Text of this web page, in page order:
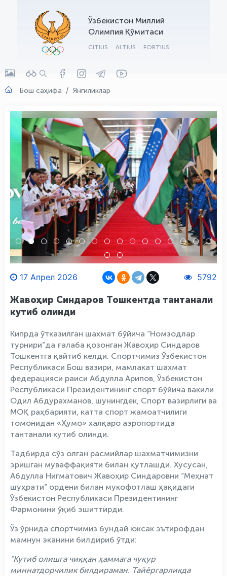
Ўзбекистон Миллий
Олимпия Қўмитаси
CITIUS ALTIUS FORTIUS
Бош саҳифа Янгиликлар
17 Апрел 2026 5792
Жавоҳир Синдаров Тошкентда тантанали
кутиб олинди
Кипрда ўтказилган шахмат бўйича “Номзодлар
турнири”да ғалаба қозонган Жавоҳир Синдаров
Тошкентга қайтиб келди. Спортчимиз Ўзбекистон
Республикаси Бош вазири, мамлакат шахмат
федерацияси раиси Абдулла Арипов, Ўзбекистон
Республикаси Президентининг спорт бўйича вакили
Одил Абдурахманов, шунингдек, Спорт вазирлиги ва
МОҚ раҳбарияти, катта спорт жамоатчилиги
томонидан «Ҳумо» халқаро аэропортида
тантанали кутиб олинди.
Тадбирда сўз олган расмийлар шахматчимизни
эришган муваффақияти билан қутлашди. Хусусан,
Абдулла Нигматович Жавоҳир Синдаровни “Меҳнат
шуҳрати” ордени билан мукофотлаш ҳақидаги
Ўзбекистон Республикаси Президентининг
Фармонини ўқиб эшиттирди.
Ўз ўрнида спортчимиз бундай юксак эътирофдан
мамнун эканини билдириб ўтди:
“Кутиб олишга чиққан ҳаммага чуқур
миннатдорчилик билдираман. Тайёргарликда
OLYMPCHIK AI - yordamchi
Онлайн · olympic.uz